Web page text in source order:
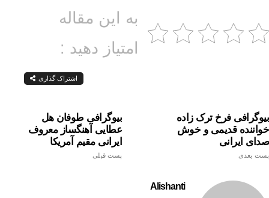
به این مقاله
امتیاز دهید :
اشتراک گذاری
بیوگرافی طوفان هل
عطایی آهنگساز معروف
ایرانی مقیم آمریکا
پست قبلی
بیوگرافی فرخ ترک زاده
خواننده قدیمی و خوش
صدای ایرانی
پست بعدی
Alishanti